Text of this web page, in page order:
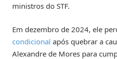
ministros do STF.
Em dezembro de 2024, ele
condicional após quebrar a
Alexandre de Mores para